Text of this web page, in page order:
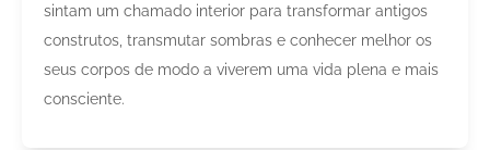
sintam um chamado interior para transformar antigos
construtos, transmutar sombras e conhecer melhor os
seus corpos de modo a viverem uma vida plena e mais
consciente.